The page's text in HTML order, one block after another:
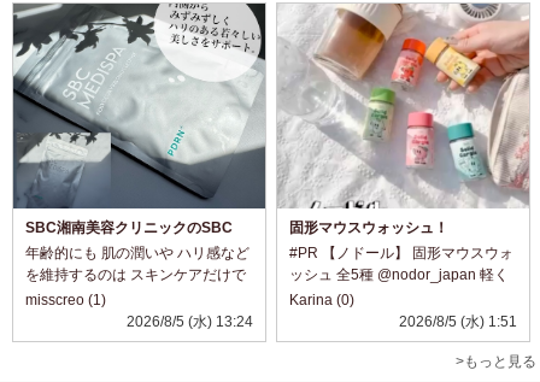
日でも使いやすいスッキリ感！ 肌
へのなじみがよ...
覚で使えるのもいいですね。 お
色...
SBC湘南美容クリニックのSBC
MEDISPA PDRN
年齢的にも 肌の潤いや ハリ感など
を維持するのは スキンケアだけで
は 老化の症状に太刀打ちできない
ので このようなサプリメントは あ
りがたいですね。 インナーケアも
misscreo (1)
2026/8/5 (水) 13:24
固形マウスウォッシュ！
#PR 【ノドール】 固形マウスウォ
ッシュ 全5種 @nodor_japan 軽く
て、持ち運びに便利な固形マウス
ウォッシュ。 外出先でも手軽に使
える、 新感覚のオーラルケアアイ
テムです。 K-POPアイドルもお
Karina (0)
2026/8/5 (水) 1:51
>もっと見る